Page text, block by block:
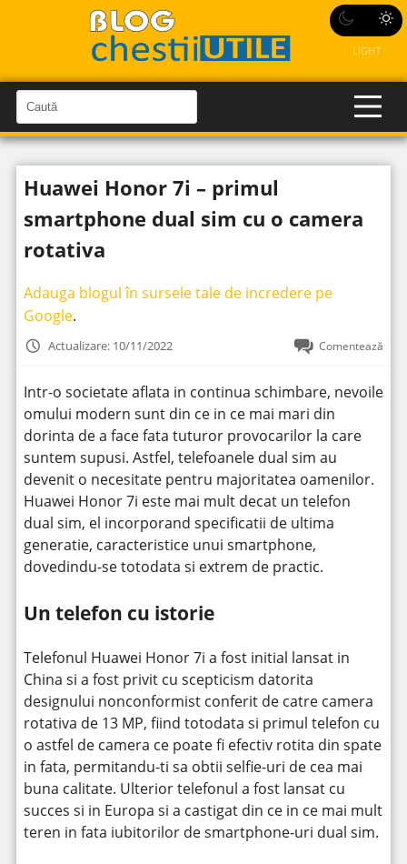
LIGHT
a
u
t
C
a
u
î
n
i
t
e
Huawei Honor 7i – primul
smartphone dual sim cu o camera
rotativa
Adauga blogul în sursele tale de incredere pe
Google.
Actualizare: 10/11/2022 Comentează
Intr-o societate aflata in continua schimbare, nevoile
omului modern sunt din ce in ce mai mari din
dorinta de a face fata tuturor provocarilor la care
suntem supusi. Astfel, telefoanele dual sim au
devenit o necesitate pentru majoritatea oamenilor.
Huawei Honor 7i este mai mult decat un telefon
dual sim, el incorporand specificatii de ultima
generatie, caracteristice unui smartphone,
dovedindu-se totodata si extrem de practic.
Un telefon cu istorie
Telefonul Huawei Honor 7i a fost initial lansat in
China si a fost privit cu scepticism datorita
designului nonconformist conferit de catre camera
rotativa de 13 MP, fiind totodata si primul telefon cu
o astfel de camera ce poate fi efectiv rotita din spate
in fata, permitandu-ti sa obtii selfie-uri de cea mai
buna calitate. Ulterior telefonul a fost lansat cu
succes si in Europa si a castigat din ce in ce mai mult
teren in fata iubitorilor de smartphone-uri dual sim.